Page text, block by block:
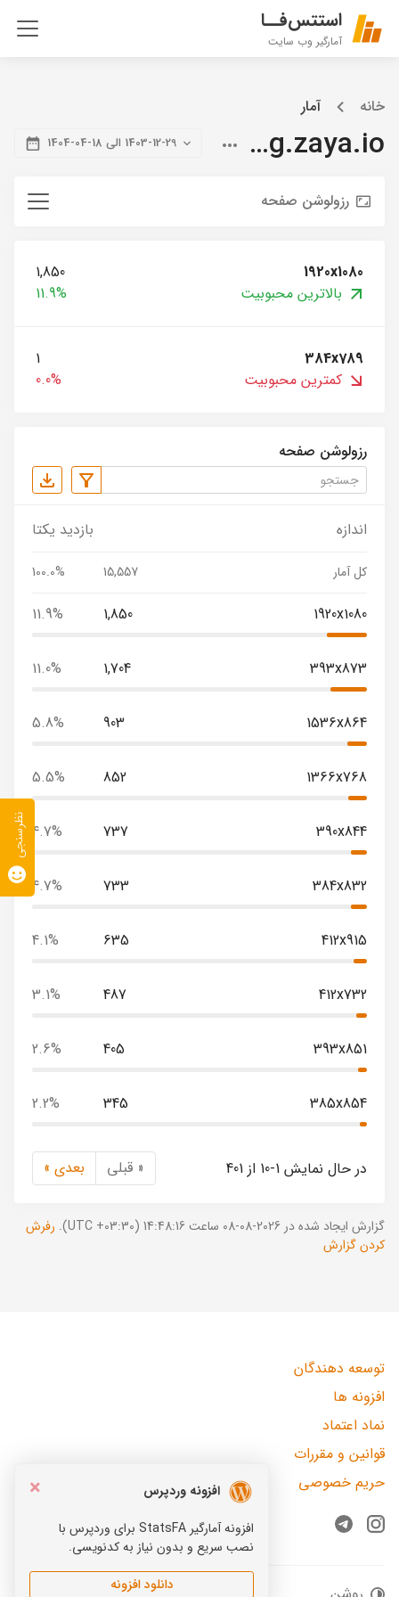
استتس‌فــا
آمارگیر وب سایت
خانه آمار
blog.zaya.io 1403-12-29 الی 18-04-1404
رزولوشن صفحه
1920x1080
1,850
بالاترین محبوبیت
11.9%
384x789
1
کمترین محبوبیت
0.0%
رزولوشن صفحه
اندازه بازدید یکتا
کل آمار 15,557
100.0%
1920x1080
1,850
11.9%
393x873
1,704
11.0%
1536x864
903
5.8%
1366x768
852
5.5%
390x844
737
4.7%
384x832
733
4.7%
412x915
635
4.1%
412x732
487
3.1%
393x851
405
2.6%
385x854
345
2.2%
در حال نمایش 1-10 از 401 « قبلی بعدی »
گزارش ایجاد شده در 2026-08-08 ساعت 14:48:16 (UTC +03:30).
رفرش
کردن گزارش
×
افزونه وردپرس
افزونه آمارگیر StatsFA برای وردپرس با
نصب سریع و بدون نیاز به کدنویسی.
دانلود افزونه
توسعه دهندگان
افزونه ها
نماد اعتماد
قوانین و مقررات
حریم خصوصی
Instagram
Telegram
نظرسنجی